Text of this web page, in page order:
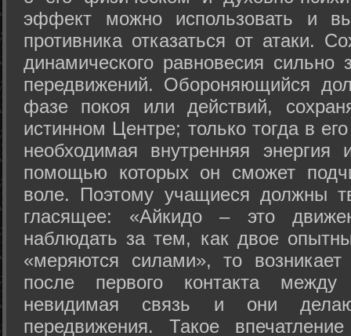
эффект можно использовать и
противника отказаться от атаки.
динамического равновесия сильно
передвижений. Обороняющийся
фазе покоя или действий,
истинном Центре; только тогда в
необходимая внутренняя
помощью которых он сможет
воле. Поэтому учащиеся должны
гласящее: «Айкидо – это
наблюдать за тем, как двое
«меряются силами», то возникает
после первого контакта
невидимая связь и они
передвижения. Такое